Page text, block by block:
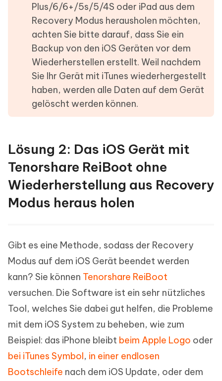
Plus/6/6+/5s/5/4S oder iPad aus dem
Recovery Modus herausholen möchten,
achten Sie bitte darauf, dass Sie ein
Backup von den iOS Geräten vor dem
Wiederherstellen erstellt. Weil nachdem
Sie Ihr Gerät mit iTunes wiederhergestellt
haben, werden alle Daten auf dem Gerät
gelöscht werden können.
Lösung 2: Das iOS Gerät mit
Tenorshare ReiBoot ohne
Wiederherstellung aus Recovery
Modus heraus holen
Gibt es eine Methode, sodass der Recovery
Modus auf dem iOS Gerät beendet werden
kann? Sie können Tenorshare ReiBoot
versuchen. Die Software ist ein sehr nützliches
Tool, welches Sie dabei gut helfen, die Probleme
mit dem iOS System zu beheben, wie zum
Beispiel: das iPhone bleibt beim Apple Logo oder
bei iTunes Symbol, in einer endlosen
Bootschleife nach dem iOS Update, oder dem